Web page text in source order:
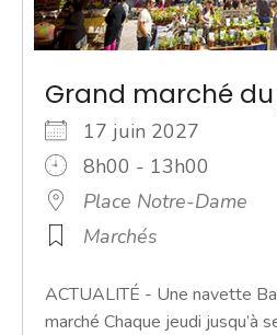
Grand marché
17 juin 2027
8h00 - 13h00
Place Notre-Dame
Marchés
ACTUALITÉ - Une navette
marché Chaque jeudi jusqu’à